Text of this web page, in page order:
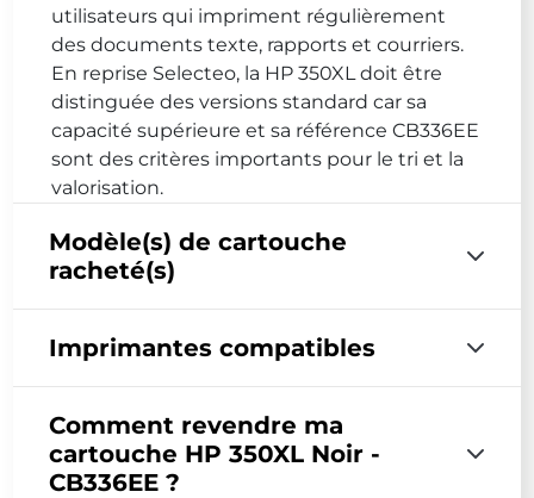
utilisateurs qui impriment régulièrement
des documents texte, rapports et courriers.
En reprise Selecteo, la HP 350XL doit être
distinguée des versions standard car sa
capacité supérieure et sa référence CB336EE
sont des critères importants pour le tri et la
valorisation.
Modèle(s) de cartouche
racheté(s)
Imprimantes compatibles
Comment revendre ma
cartouche HP 350XL Noir -
CB336EE ?